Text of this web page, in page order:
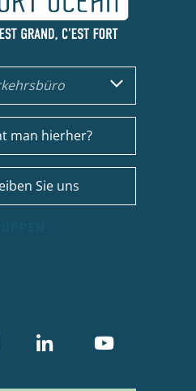
man hierher?
Sie uns